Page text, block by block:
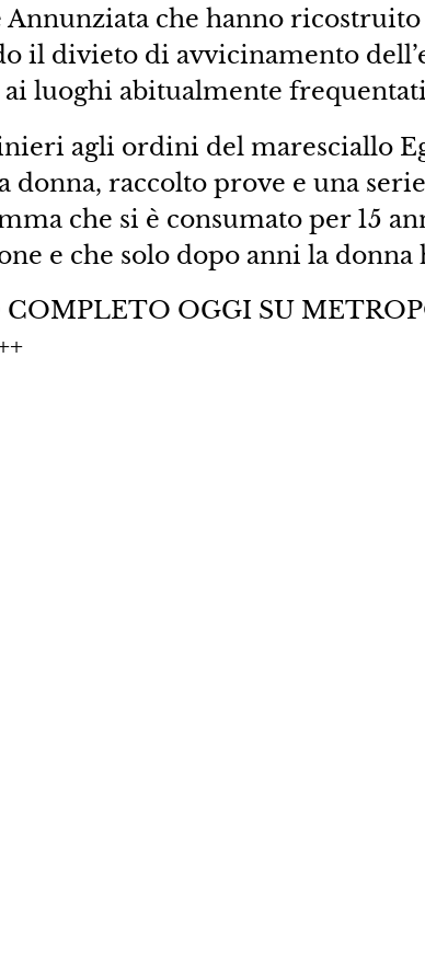
che hanno ricostruito
il divieto di avvicinamento
luoghi abitualmente
agli ordini del maresciallo
donna, raccolto prove e una
che si è consumato per 15
e che solo dopo anni la donna
COMPLETO OGGI SU